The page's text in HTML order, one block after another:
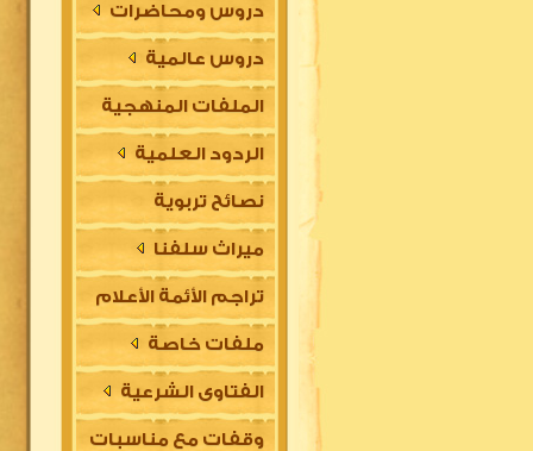
دروس ومحاضرات
دروس عالمية
الملفات المنهجية
الردود العلمية
نصائح تربوية
ميراث سلفنا
تراجم الأئمة الأعلام
ملفات خاصة
الفتاوى الشرعية
وقفات مع مناسبات